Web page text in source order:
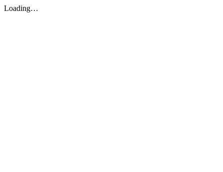
Loading…